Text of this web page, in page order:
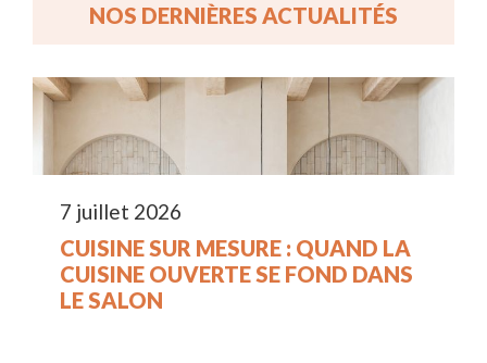
NOS DERNIÈRES ACTUALITÉS
7 juillet 2026
CUISINE SUR MESURE : QUAND LA
CUISINE OUVERTE SE FOND DANS
LE SALON